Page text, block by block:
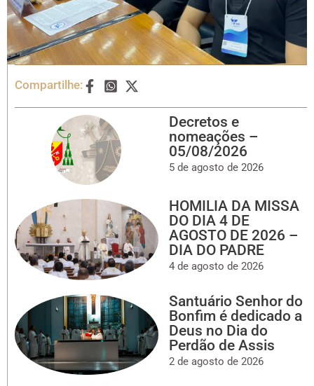
Compartilhe:
Decretos e
nomeações –
05/08/2026
5 de agosto de 2026
HOMILIA DA MISSA
DO DIA 4 DE
AGOSTO DE 2026 –
DIA DO PADRE
4 de agosto de 2026
Santuário Senhor do
Bonfim é dedicado a
Deus no Dia do
Perdão de Assis
2 de agosto de 2026